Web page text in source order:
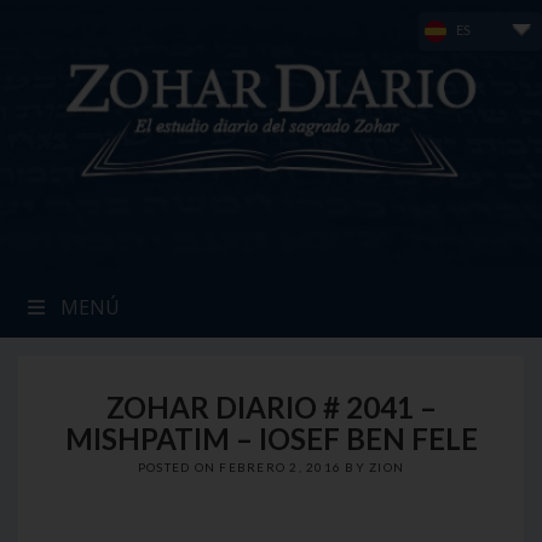
ES
MENÚ
ZOHAR DIARIO # 2041 –
MISHPATIM – IOSEF BEN FELE
POSTED ON FEBRERO 2, 2016 BY ZION